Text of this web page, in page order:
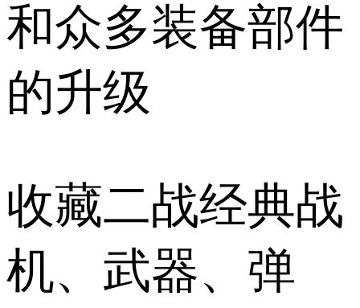
和众多装备部件
的升级
收藏二战经典战
机、武器、弹